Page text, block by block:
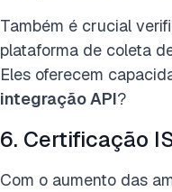
Também é crucial
plataforma de coleta
Eles oferecem
integração API?
6. Certificação
Com o aumento das